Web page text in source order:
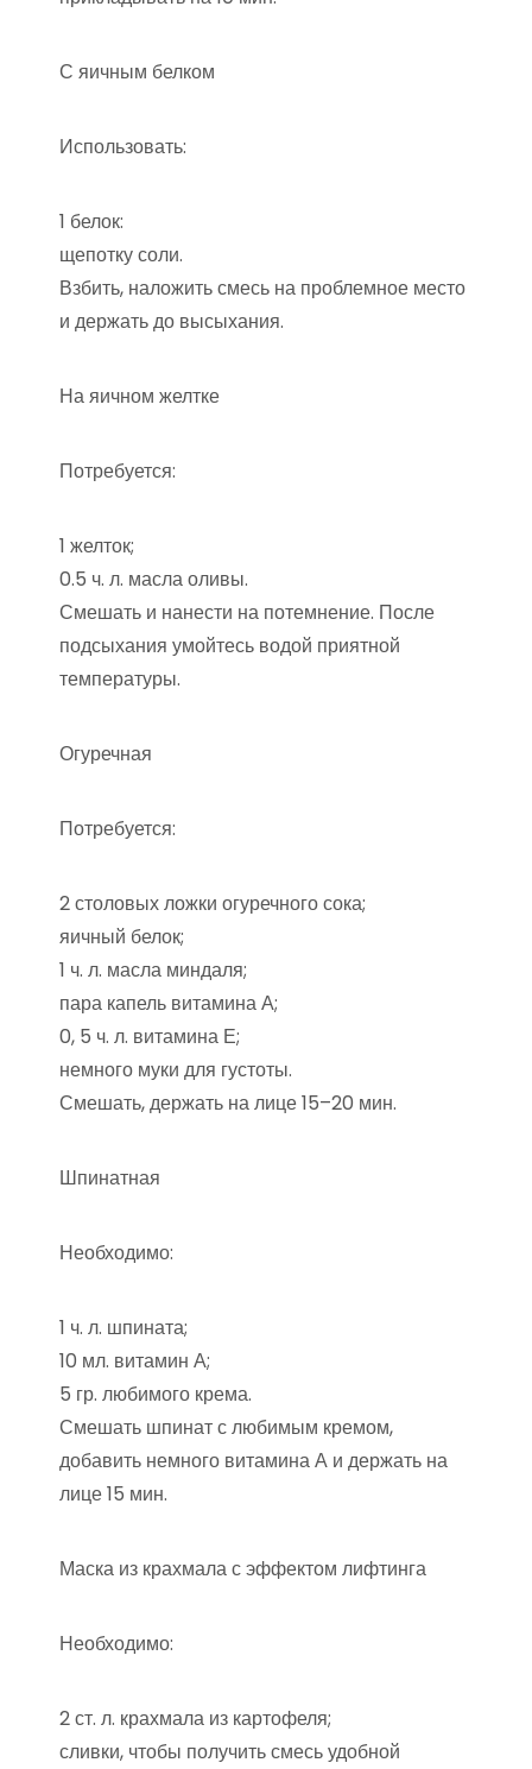
С яичным белком
Использовать:
1 белок:
щепотку соли.
Взбить, наложить смесь на проблемное место
и держать до высыхания.
На яичном желтке
Потребуется:
1 желток;
0.5 ч. л. масла оливы.
Смешать и нанести на потемнение. После
подсыхания умойтесь водой приятной
температуры.
Огуречная
Потребуется:
2 столовых ложки огуречного сока;
яичный белок;
1 ч. л. масла миндаля;
пара капель витамина А;
0, 5 ч. л. витамина Е;
немного муки для густоты.
Смешать, держать на лице 15–20 мин.
Шпинатная
Необходимо:
1 ч. л. шпината;
10 мл. витамин А;
5 гр. любимого крема.
Смешать шпинат с любимым кремом,
добавить немного витамина А и держать на
лице 15 мин.
Маска из крахмала с эффектом лифтинга
Необходимо:
2 ст. л. крахмала из картофеля;
сливки, чтобы получить смесь удобной